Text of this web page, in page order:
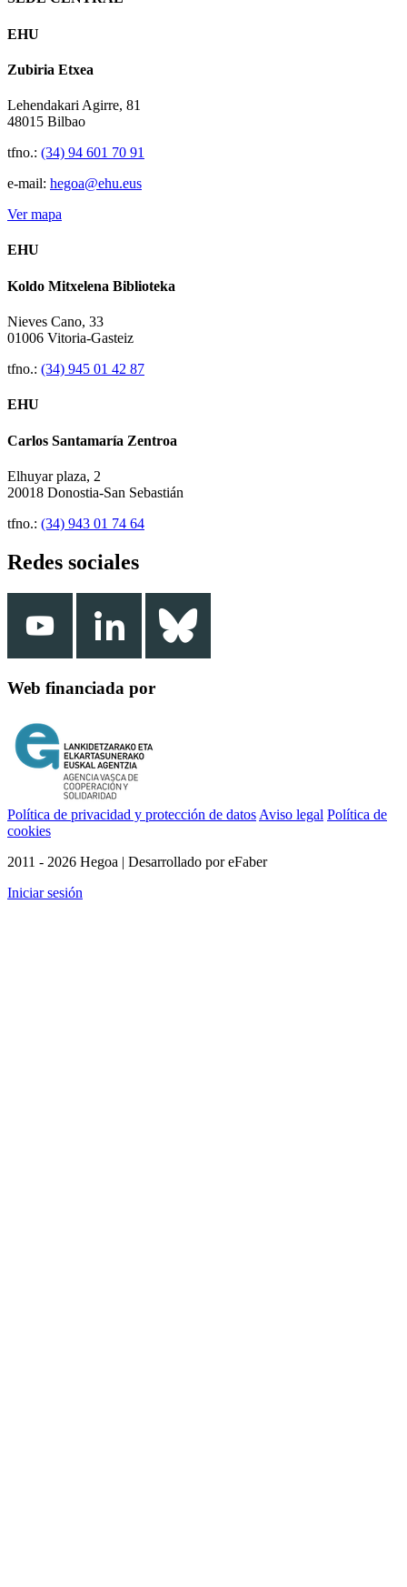
EHU
Zubiria Etxea
Lehendakari Agirre, 81
48015 Bilbao
tfno.: (34) 94 601 70 91
e-mail: hegoa@ehu.eus
Ver mapa
EHU
Koldo Mitxelena Biblioteka
Nieves Cano, 33
01006 Vitoria-Gasteiz
tfno.: (34) 945 01 42 87
EHU
Carlos Santamaría Zentroa
Elhuyar plaza, 2
20018 Donostia-San Sebastián
tfno.: (34) 943 01 74 64
Redes sociales
Web financiada por
Política de privacidad y protección de datos Aviso legal Política de
cookies
2011 - 2026 Hegoa | Desarrollado por eFaber
Iniciar sesión